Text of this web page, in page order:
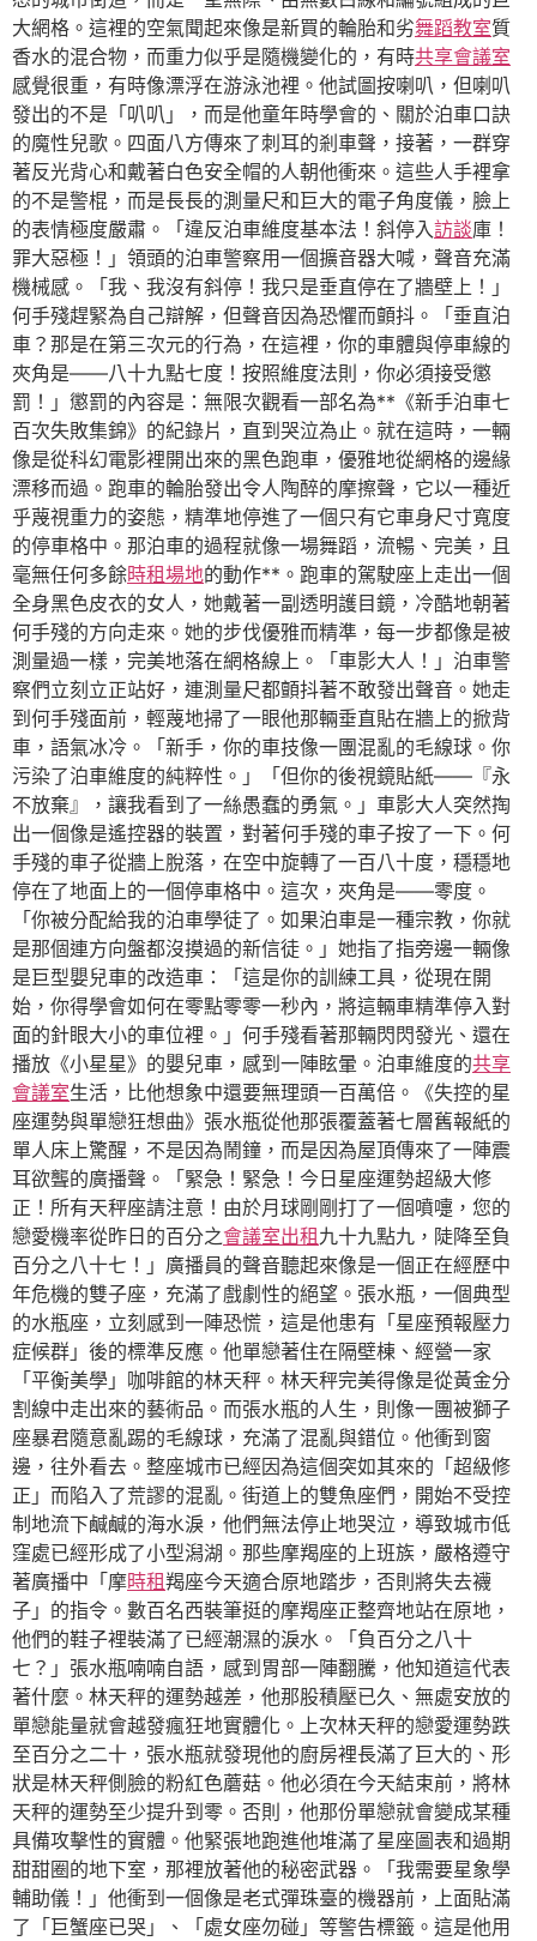
大網格。這裡的空氣聞起來像是新買的輪胎和劣舞蹈教室質
香水的混合物，而重力似乎是隨機變化的，有時共享會議室
感覺很重，有時像漂浮在游泳池裡。他試圖按喇叭，但喇叭
發出的不是「叭叭」，而是他童年時學會的、關於泊車口訣
的魔性兒歌。四面八方傳來了刺耳的剎車聲，接著，一群穿
著反光背心和戴著白色安全帽的人朝他衝來。這些人手裡拿
的不是警棍，而是長長的測量尺和巨大的電子角度儀，臉上
的表情極度嚴肅。「違反泊車維度基本法！斜停入訪談庫！
罪大惡極！」領頭的泊車警察用一個擴音器大喊，聲音充滿
機械感。「我、我沒有斜停！我只是垂直停在了牆壁上！」
何手殘趕緊為自己辯解，但聲音因為恐懼而顫抖。「垂直泊
車？那是在第三次元的行為，在這裡，你的車體與停車線的
夾角是——八十九點七度！按照維度法則，你必須接受懲
罰！」懲罰的內容是：無限次觀看一部名為**《新手泊車七
百次失敗集錦》的紀錄片，直到哭泣為止。就在這時，一輛
像是從科幻電影裡開出來的黑色跑車，優雅地從網格的邊緣
漂移而過。跑車的輪胎發出令人陶醉的摩擦聲，它以一種近
乎蔑視重力的姿態，精準地停進了一個只有它車身尺寸寬度
的停車格中。那泊車的過程就像一場舞蹈，流暢、完美，且
毫無任何多餘時租場地的動作**。跑車的駕駛座上走出一個
全身黑色皮衣的女人，她戴著一副透明護目鏡，冷酷地朝著
何手殘的方向走來。她的步伐優雅而精準，每一步都像是被
測量過一樣，完美地落在網格線上。「車影大人！」泊車警
察們立刻立正站好，連測量尺都顫抖著不敢發出聲音。她走
到何手殘面前，輕蔑地掃了一眼他那輛垂直貼在牆上的掀背
車，語氣冰冷。「新手，你的車技像一團混亂的毛線球。你
污染了泊車維度的純粹性。」「但你的後視鏡貼紙——『永
不放棄』，讓我看到了一絲愚蠢的勇氣。」車影大人突然掏
出一個像是遙控器的裝置，對著何手殘的車子按了一下。何
手殘的車子從牆上脫落，在空中旋轉了一百八十度，穩穩地
停在了地面上的一個停車格中。這次，夾角是——零度。
「你被分配給我的泊車學徒了。如果泊車是一種宗教，你就
是那個連方向盤都沒摸過的新信徒。」她指了指旁邊一輛像
是巨型嬰兒車的改造車：「這是你的訓練工具，從現在開
始，你得學會如何在零點零零一秒內，將這輛車精準停入對
面的針眼大小的車位裡。」何手殘看著那輛閃閃發光、還在
播放《小星星》的嬰兒車，感到一陣眩暈。泊車維度的共享
會議室生活，比他想象中還要無理頭一百萬倍。《失控的星
座運勢與單戀狂想曲》張水瓶從他那張覆蓋著七層舊報紙的
單人床上驚醒，不是因為鬧鐘，而是因為屋頂傳來了一陣震
耳欲聾的廣播聲。「緊急！緊急！今日星座運勢超級大修
正！所有天秤座請注意！由於月球剛剛打了一個噴嚏，您的
戀愛機率從昨日的百分之會議室出租九十九點九，陡降至負
百分之八十七！」廣播員的聲音聽起來像是一個正在經歷中
年危機的雙子座，充滿了戲劇性的絕望。張水瓶，一個典型
的水瓶座，立刻感到一陣恐慌，這是他患有「星座預報壓力
症候群」後的標準反應。他單戀著住在隔壁棟、經營一家
「平衡美學」咖啡館的林天秤。林天秤完美得像是從黃金分
割線中走出來的藝術品。而張水瓶的人生，則像一團被獅子
座暴君隨意亂踢的毛線球，充滿了混亂與錯位。他衝到窗
邊，往外看去。整座城市已經因為這個突如其來的「超級修
正」而陷入了荒謬的混亂。街道上的雙魚座們，開始不受控
制地流下鹹鹹的海水淚，他們無法停止地哭泣，導致城市低
窪處已經形成了小型潟湖。那些摩羯座的上班族，嚴格遵守
著廣播中「摩時租羯座今天適合原地踏步，否則將失去襪
子」的指令。數百名西裝筆挺的摩羯座正整齊地站在原地，
他們的鞋子裡裝滿了已經潮濕的淚水。「負百分之八十
七？」張水瓶喃喃自語，感到胃部一陣翻騰，他知道這代表
著什麼。林天秤的運勢越差，他那股積壓已久、無處安放的
單戀能量就會越發瘋狂地實體化。上次林天秤的戀愛運勢跌
至百分之二十，張水瓶就發現他的廚房裡長滿了巨大的、形
狀是林天秤側臉的粉紅色蘑菇。他必須在今天結束前，將林
天秤的運勢至少提升到零。否則，他那份單戀就會變成某種
具備攻擊性的實體。他緊張地跑進他堆滿了星座圖表和過期
甜甜圈的地下室，那裡放著他的秘密武器。「我需要星象學
輔助儀！」他衝到一個像是老式彈珠臺的機器前，上面貼滿
了「巨蟹座已哭」、「處女座勿碰」等警告標籤。這是他用